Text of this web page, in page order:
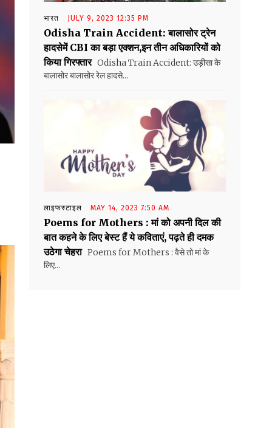
भारत JULY 9, 2023 12:35 PM
Odisha Train Accident: बालासोर ट्रेन
हादसेमें CBI का बड़ा एक्शन,इन तीन अधिकारियों को
किया गिरफ्तार Odisha Train Accident: उड़ीसा के
बालासोर बालासोर रेल हादसे...
लाइफस्टाइल MAY 14, 2023 7:50 AM
Poems for Mothers : मां को अपनी दिल की
बात कहने के लिए बेस्ट हैं ये कविताएं, पढ़ते ही दमक
उठेगा चेहरा Poems for Mothers : वैसे तो मां के
लिए...